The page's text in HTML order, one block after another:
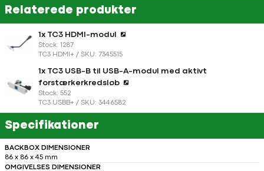
Relaterede produkter
1x TC3 HDMI-modul
Stock: 1287
TC3 HDMI+ / SKU: 7345515
1x TC3 USB-B til USB-A-modul med aktivt
forstærkerkredsløb
Stock: 552
TC3 USBB+ / SKU: 3446582
Specifikationer
BACKBOX DIMENSIONER
86 x 86 x 45 mm
OMGIVELSES DIMENSIONER